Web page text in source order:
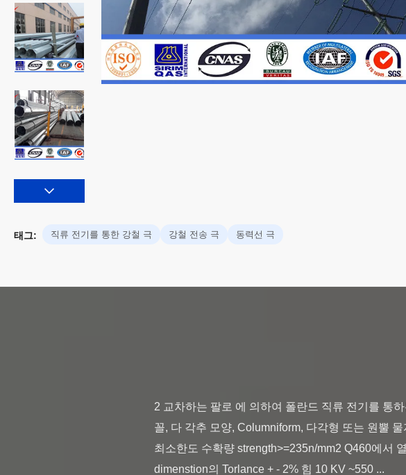
태그: 직류 전기를 통한 강철 극 강철 전송 극 동력선 극
2 교차하는 팔로 에 의하여 폴란드 직류 전기를 통
꼴, 다 각추 모양, Columniform, 다각형 또는 원뿔
최소한도 수확량 strength>=235n/mm2 Q460에서